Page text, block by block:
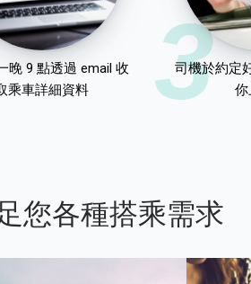
晚 9 點透過 email 收
乘車詳細資料
3
司機於約定
您各種搭乘需求